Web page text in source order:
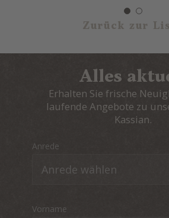
Zurück zur
Alles
Erhalten Sie frische
laufende Angebote zu
Kassian.
Anrede
Vorname